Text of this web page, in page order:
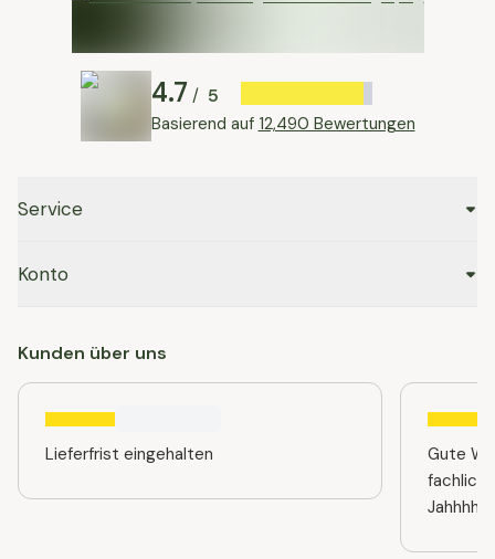
4.7 / 5
Basierend auf 12,490 Bewertungen
Service
Konto
Kunden über uns
Lieferfrist eingehalten
Gute
fachlich